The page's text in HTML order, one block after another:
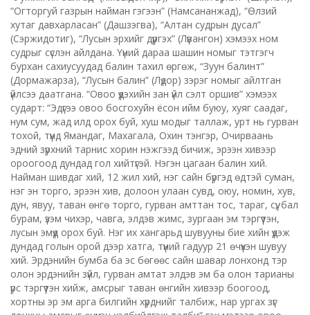
“Огторгуй газрын найман гэгээн” (Намсананжад), “Өлзий
хутаг давхарласан” (Дашзэгва), “Алтан судрын дусал”
(Сэржидотиг), “Лусын эрхийг дүүргэх” (Лүвангон) хэмээх ном
судрыг сүслэн айлдана. Үүний дараа шашин номыг тэтгэгч
бурхан сахиусуудад балин тахил өргөж, “Зуун балинт”
(Дормажарза), “Лусын балин” (Лүдор) зэрэг номыг айлтган
үйлсээ даатгана. “Овоо үүдэхийн зан үйл сэлт оршив” хэмээх
сударт: “Эдүгээ овоо босгохуйн ёсон ийм буюу, хуяг саадаг,
нум сум, жад илд орох буй, хуш модыг таллаж, урт нь гурван
тохой, түүнд Ямандаг, Махагала, Охин тэнгэр, Очирваань
эдний зүрхний тарнис хорин нэжгээд бичиж, эрээн хивээр
ороогоод дундад гол хийтүгэй. Нэгэн цагаан балин хий.
Найман шивдаг хий, 12 жил хий, нэг сайн бүргэд өдтэй суман,
нэг эн торго, эрээн хив, долоон улаан сувд, оюу, номин, хув,
дун, явуу, таван өнгө торго, гурван амттан тос, тараг, сүү, бал
бурам, үзэм чихэр, чавга, элдэв жимс, зургаан эм тэргүүтэн,
лусын эмүүд орох буй. Нэг их хангарьд шувууны бие хийн үүдэж
дундад голын орой дээр хатга, түүний гадуур 21 өчүүхэн шувуу
хий. Эрдэнийн бумба ба эс бөгөөс сайн шавар лонхонд тэр
олон эрдэнийн зүйл, гурван амтат элдэв эм ба олон тарианы
үрс тэргүүтэн хийж, амсрыг таван өнгийн хивээр боогоод,
хортны эр эм арга билгийн хүрднийг талбиж, нар ургах зүг